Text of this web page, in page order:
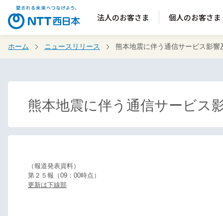
法人のお客さま 個人のお客さま
ホーム ニュースリリース 熊本地震に伴う通信サービス影響
熊本地震に伴う通信サービス
（報道発表資料）
第２５報（09：00時点）
更新は下線部